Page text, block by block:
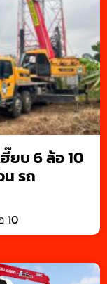
ยบ 6 ล้อ 10
น รถ
10